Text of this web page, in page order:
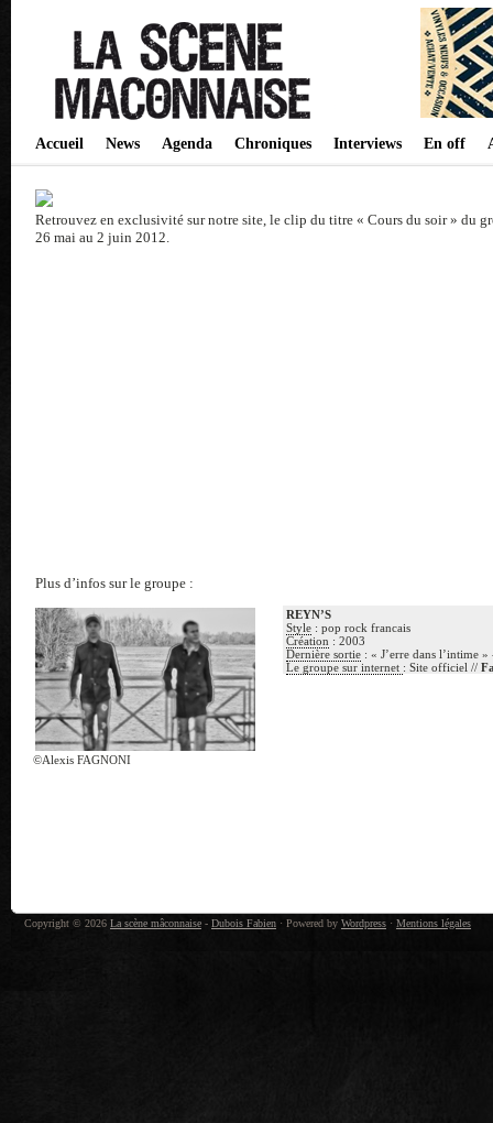
Accueil News Agenda Chroniques Interviews En off
Retrouvez en exclusivité sur notre site, le clip du titre « Cours du soir » du
26 mai au 2 juin 2012.
Plus d’infos sur le groupe :
©Alexis FAGNONI
REYN’S
Style : pop rock francais
Création : 2003
Dernière sortie : « J’erre dans l’intime
Le groupe sur internet : Site officiel //
Copyright © 2026 La scène mâconnaise - Dubois Fabien · Powered by Wordpress · Mentions légales